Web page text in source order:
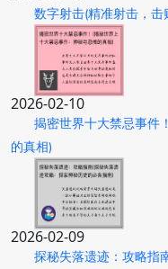
数字射击(精准射击，击
2026-02-10
揭密世界十大禁忌事件
的真相)
2026-02-09
探秘失落遗迹：攻略指